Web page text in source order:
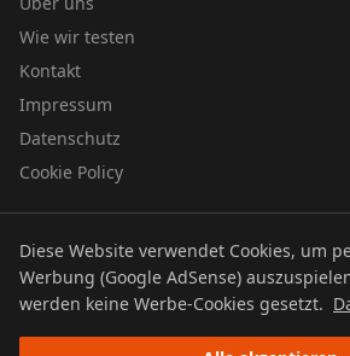
Wie wir testen
Kontakt
Impressum
Datenschutz
Cookie Policy
© 2026 UTBOERG TV
DatenschutzImpressum
Diese Website verwendet Cookies, um
Werbung (Google AdSense)
werden keine Werbe-Cookies gesetzt.